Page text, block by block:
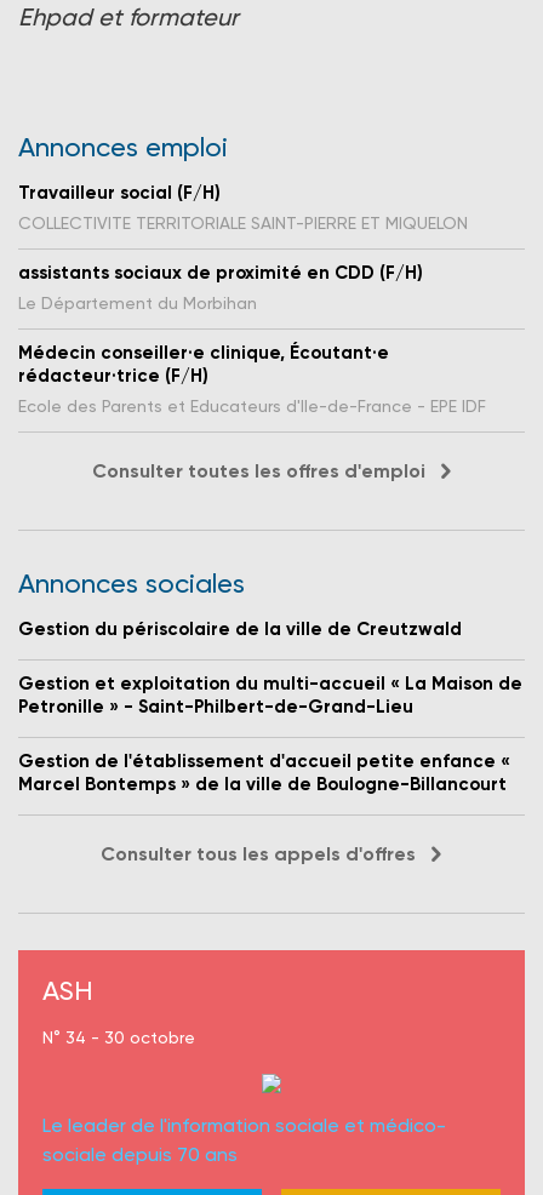
Ehpad et formateur
Annonces emploi
Travailleur social (F/H)
COLLECTIVITE TERRITORIALE SAINT-PIERRE ET MIQUELON
assistants sociaux de proximité en CDD (F/H)
Le Département du Morbihan
Médecin conseiller·e clinique, Écoutant·e
rédacteur·trice (F/H)
Ecole des Parents et Educateurs d'Ile-de-France - EPE IDF
Consulter toutes les offres d'emploi
Annonces sociales
Gestion du périscolaire de la ville de Creutzwald
Gestion et exploitation du multi-accueil « La Maison de
Petronille » - Saint-Philbert-de-Grand-Lieu
Gestion de l'établissement d'accueil petite enfance «
Marcel Bontemps » de la ville de Boulogne-Billancourt
Consulter tous les appels d'offres
ASH
N° 34 - 30 octobre
Le leader de l'information sociale et médico-
sociale depuis 70 ans